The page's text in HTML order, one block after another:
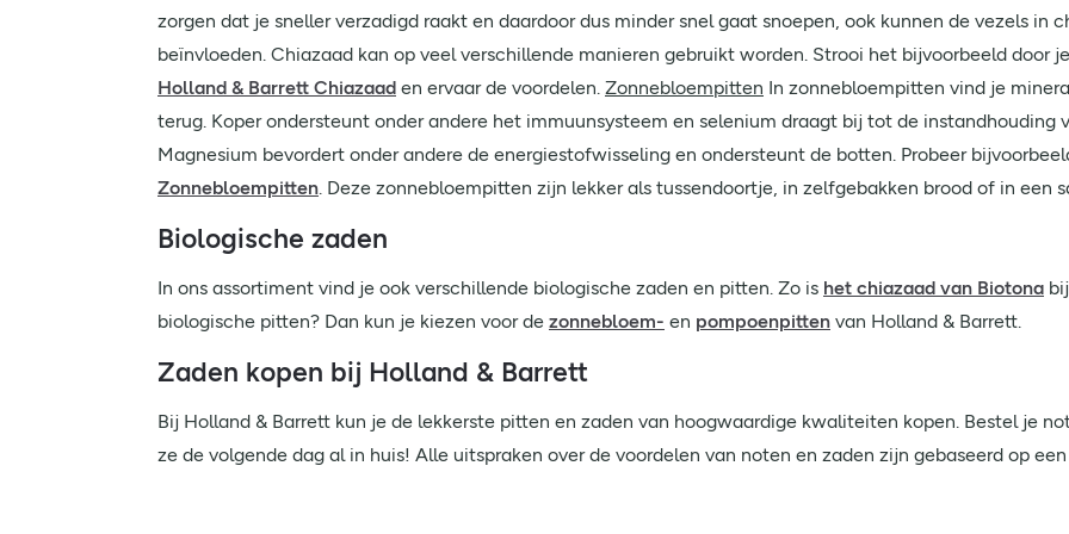
zorgen dat je sneller verzadigd raakt en daardoor dus minder snel gaat snoepen, ook kunnen de vezels in
beïnvloeden. Chiazaad kan op veel verschillende manieren gebruikt worden. Strooi het bijvoorbeeld door
Holland & Barrett Chiazaad en ervaar de voordelen. Zonnebloempitten In zonnebloempitten vind je
terug. Koper ondersteunt onder andere het immuunsysteem en selenium draagt bij tot de instandhouding
Magnesium bevordert onder andere de energiestofwisseling en ondersteunt de botten. Probeer
Zonnebloempitten. Deze zonnebloempitten zijn lekker als tussendoortje, in zelfgebakken brood of in een
Biologische zaden
In ons assortiment vind je ook verschillende biologische zaden en pitten. Zo is het chiazaad van Biotona
biologische pitten? Dan kun je kiezen voor de zonnebloem- en pompoenpitten van Holland & Barrett.
Zaden kopen bij Holland & Barrett
Bij Holland & Barrett kun je de lekkerste pitten en zaden van hoogwaardige kwaliteiten kopen. Bestel je
ze de volgende dag al in huis! Alle uitspraken over de voordelen van noten en zaden zijn gebaseerd op